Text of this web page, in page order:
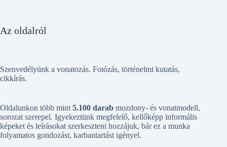
Az oldalról
Szenvedélyünk a vonatozás. Fotózás, történelmi kutatás,
cikkírás.
Oldalunkon több mint 5.100 darab mozdony- és vonatmodell,
sorozat szerepel. Igyekeztünk megfelelő, kellőképp informális
képeket és leírásokat szerkeszteni hozzájuk, bár ez a munka
folyamatos gondozást, karbantartást igényel.